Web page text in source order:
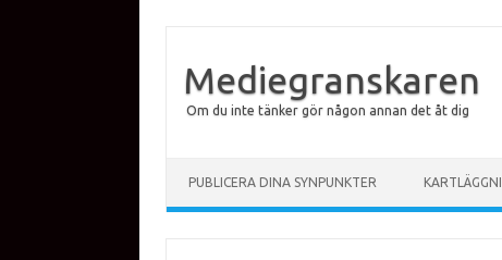
Mediegranskaren
Om du inte tänker gör någon annan det åt dig
PUBLICERA DINA SYNPUNKTER